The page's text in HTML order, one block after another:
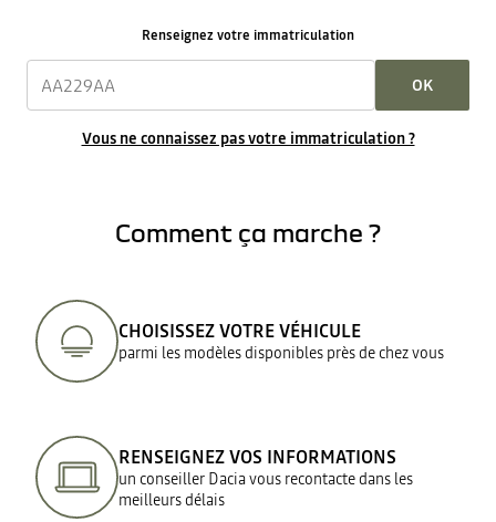
Renseignez votre immatriculation
OK
Vous ne connaissez pas votre immatriculation ?
Comment ça marche ?
CHOISISSEZ VOTRE VÉHICULE
parmi les modèles disponibles près de chez vous
RENSEIGNEZ VOS INFORMATIONS
un conseiller Dacia vous recontacte dans les
meilleurs délais